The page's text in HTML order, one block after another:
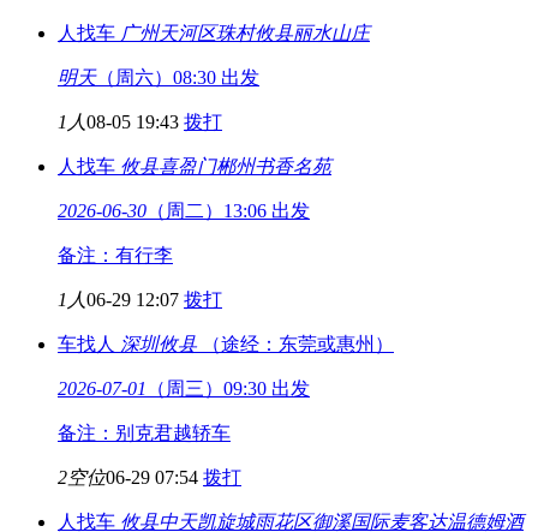
人找车 广州天河区珠村攸县丽水山庄
明天（周六）08:30 出发
1人08-05 19:43 拨打
人找车 攸县喜盈门郴州书香名苑
2026-06-30 （周二）13:06 出发
备注：有行李
1人06-29 12:07 拨打
车找人 深圳攸县 （途经：东莞或惠州）
2026-07-01 （周三）09:30 出发
备注：别克君越轿车
2空位06-29 07:54 拨打
人找车 攸县中天凯旋城雨花区御溪国际麦客达温德姆酒